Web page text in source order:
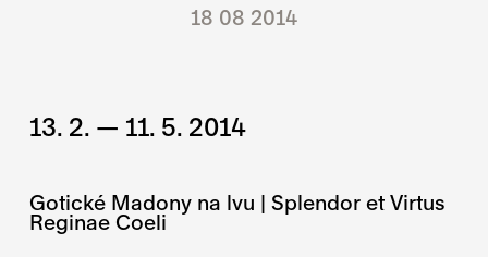
18 08 2014
13. 2. — 11. 5. 2014
Gotické Madony na lvu | Splendor et Virtus
Reginae Coeli